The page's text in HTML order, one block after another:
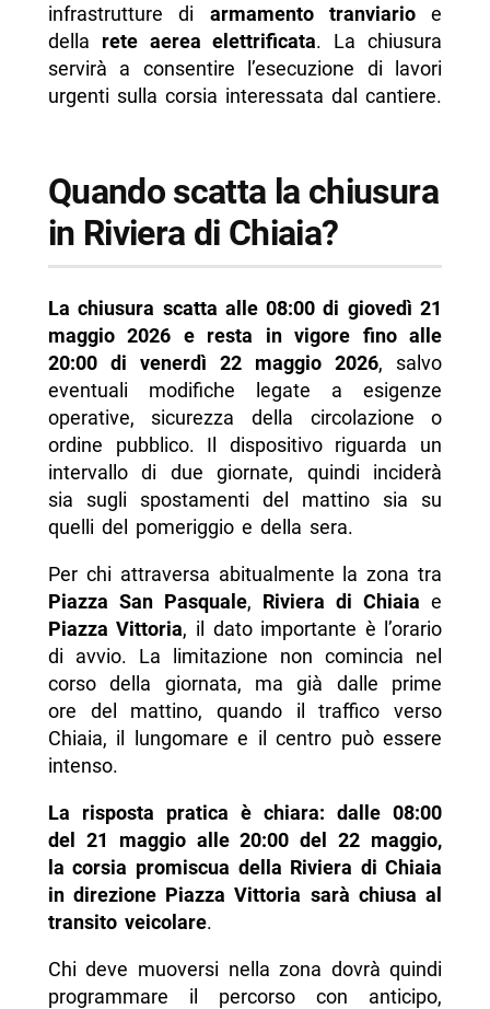
infrastrutture di armamento tranviarioe
della rete aerea elettrificata. La chiusura
servirà a consentire l’esecuzione di lavori
urgenti sulla corsia interessata dal cantiere.
Quando scatta la chiusura
in Riviera di Chiaia?
La chiusura scatta alle 08:00 di giovedì 21
maggio 2026 e resta in vigore fino alle
20:00 di venerdì 22 maggio 2026, salvo
eventuali modifiche legate a esigenze
operative, sicurezza della circolazione o
ordine pubblico. Il dispositivo riguarda un
intervallo di due giornate, quindi inciderà
sia sugli spostamenti del mattino sia su
quelli del pomeriggio e della sera.
Per chi attraversa abitualmente la zona tra
Piazza San Pasquale, Riviera di Chiaia e
Piazza Vittoria, il dato importante è l’orario
di avvio. La limitazione non comincia nel
corso della giornata, ma già dalle prime
ore del mattino, quando il traffico verso
Chiaia, il lungomare e il centro può essere
intenso.
La risposta pratica è chiara: dalle 08:00
del 21 maggio alle 20:00 del 22 maggio,
la corsia promiscua della Riviera di Chiaia
in direzione Piazza Vittoria sarà chiusa al
transito veicolare.
Chi deve muoversi nella zona dovrà quindi
programmare il percorso con anticipo,